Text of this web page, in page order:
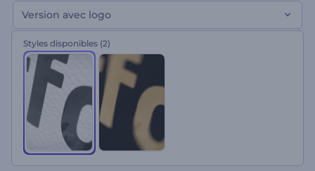
minutes. Venez essayer ce modèle et ressentez l'élégance de la
simplicité !
Version avec logo
Styles disponibles (2)